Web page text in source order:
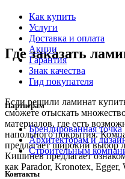
Где заказать
Если решили ламинат
сможете отыскать
материалов, где есть
напольного покрытия.
предлагает широкий выбор
Кишинев предлагает
как Parador, Kronotex, Egger,
Как купить
Услуги
Доставка и оплата
Акции
Гарантия
Знак качества
Гид покупателя
Партнерам
Брендированная точка
Архитекторам и
Строительным
Контакты